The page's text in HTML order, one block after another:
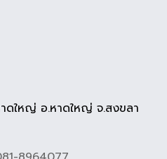
ดใหญ่ อ.หาดใหญ่ จ.สงขลา